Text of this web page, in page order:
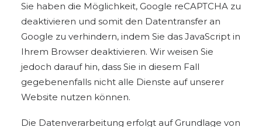
Sie haben die Möglichkeit, Google reCAPTCHA zu
deaktivieren und somit den Datentransfer an
Google zu verhindern, indem Sie das JavaScript in
Ihrem Browser deaktivieren. Wir weisen Sie
jedoch darauf hin, dass Sie in diesem Fall
gegebenenfalls nicht alle Dienste auf unserer
Website nutzen können.
Die Datenverarbeitung erfolgt auf Grundlage von